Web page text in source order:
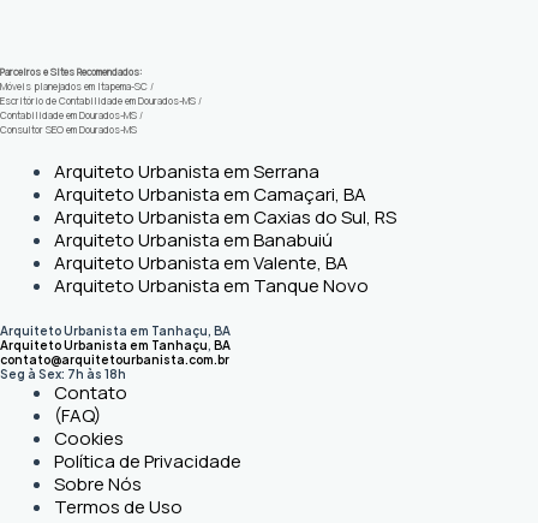
Parceiros e Sites Recomendados:
Móveis planejados em Itapema-SC /
Escritório de Contabilidade em Dourados-MS /
Contabilidade em Dourados-MS /
Consultor SEO em Dourados-MS
Arquiteto Urbanista em Serrana
Arquiteto Urbanista em Camaçari, BA
Arquiteto Urbanista em Caxias do Sul, RS
Arquiteto Urbanista em Banabuiú
Arquiteto Urbanista em Valente, BA
Arquiteto Urbanista em Tanque Novo
Arquiteto Urbanista em Tanhaçu, BA
Arquiteto Urbanista em Tanhaçu, BA
contato@arquitetourbanista.com.br
Seg à Sex: 7h às 18h
Contato
(FAQ)
Cookies
Política de Privacidade
Sobre Nós
Termos de Uso